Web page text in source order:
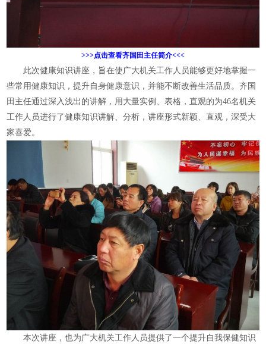
>>>点击查看齐国田主任简介<<<
此次健康知识讲座，旨在使广大机关工作人员能够更好地掌握一
些常用健康知识，提升自身健康意识，并能不断改善生活品质。齐国
田主任通过深入浅出的讲解，用大量实例、表格，直观的为46名机关
工作人员进行了健康知识讲解、分析，讲座形式新颖、直观，深受大
家喜爱。
本次讲座，也为广大机关工作人员提供了一个提升自我保健知识